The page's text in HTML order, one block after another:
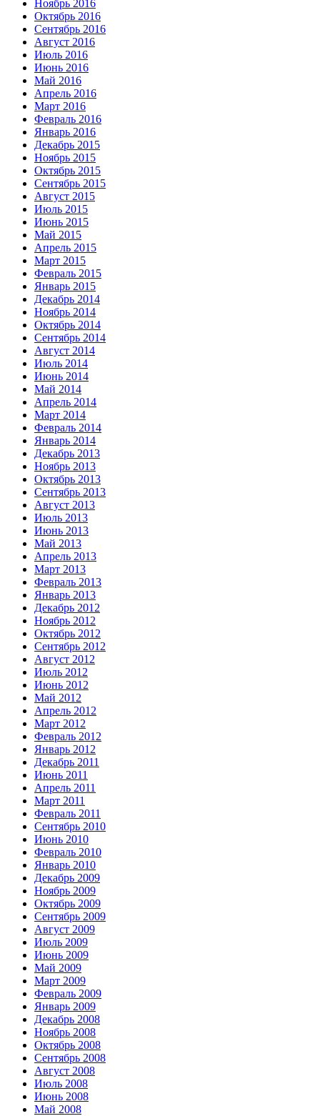
Ноябрь 2016
Октябрь 2016
Сентябрь 2016
Август 2016
Июль 2016
Июнь 2016
Май 2016
Апрель 2016
Март 2016
Февраль 2016
Январь 2016
Декабрь 2015
Ноябрь 2015
Октябрь 2015
Сентябрь 2015
Август 2015
Июль 2015
Июнь 2015
Май 2015
Апрель 2015
Март 2015
Февраль 2015
Январь 2015
Декабрь 2014
Ноябрь 2014
Октябрь 2014
Сентябрь 2014
Август 2014
Июль 2014
Июнь 2014
Май 2014
Апрель 2014
Март 2014
Февраль 2014
Январь 2014
Декабрь 2013
Ноябрь 2013
Октябрь 2013
Сентябрь 2013
Август 2013
Июль 2013
Июнь 2013
Май 2013
Апрель 2013
Март 2013
Февраль 2013
Январь 2013
Декабрь 2012
Ноябрь 2012
Октябрь 2012
Сентябрь 2012
Август 2012
Июль 2012
Июнь 2012
Май 2012
Апрель 2012
Март 2012
Февраль 2012
Январь 2012
Декабрь 2011
Июнь 2011
Апрель 2011
Март 2011
Февраль 2011
Сентябрь 2010
Июнь 2010
Февраль 2010
Январь 2010
Декабрь 2009
Ноябрь 2009
Октябрь 2009
Сентябрь 2009
Август 2009
Июль 2009
Июнь 2009
Май 2009
Март 2009
Февраль 2009
Январь 2009
Декабрь 2008
Ноябрь 2008
Октябрь 2008
Сентябрь 2008
Август 2008
Июль 2008
Июнь 2008
Май 2008